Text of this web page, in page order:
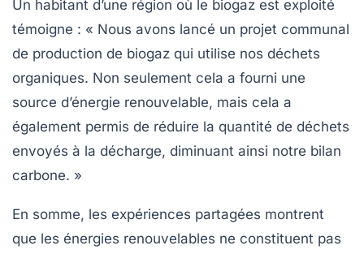
Un habitant d’une région où le biogaz est exploité
témoigne : « Nous avons lancé un projet communal
de production de biogaz qui utilise nos déchets
organiques. Non seulement cela a fourni une
source d’énergie renouvelable, mais cela a
également permis de réduire la quantité de déchets
envoyés à la décharge, diminuant ainsi notre bilan
carbone. »
En somme, les expériences partagées montrent
que les énergies renouvelables ne constituent pas